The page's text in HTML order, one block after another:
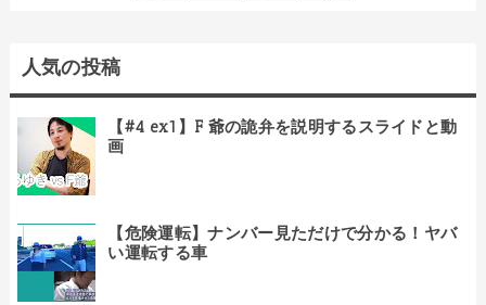
人気の投稿
【#4 ex1】F 爺の詭弁を説明するスライドと動
画
【危険運転】ナンバー見ただけで分かる！ヤバ
い運転する車